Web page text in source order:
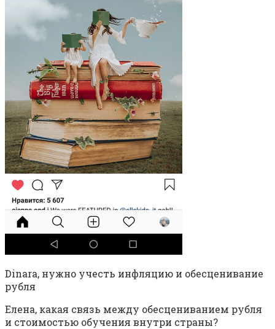
Dinara, нужно учесть инфляцию и обесценивание
рубля
Елена, какая связь между обесцениванием рубля
и стоимостью обучения внутри страны?